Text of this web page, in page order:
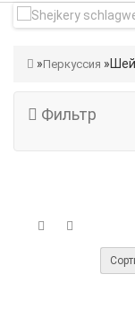
Перкуссия
Фильтр